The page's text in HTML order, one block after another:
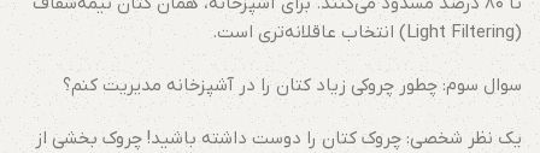
(Light Filtering) انتخاب عاقلانه‌تری است.
سوال سوم: چطور چروکی زیاد کتان را در آشپزخانه مدیریت کنم؟
یک نظر شخصی: چروک کتان را دوست داشته باشید! چروک بخشی از